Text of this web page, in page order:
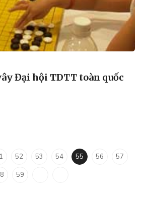
Đại hội TDTT toàn quốc
52 53 54 55 56
57
59